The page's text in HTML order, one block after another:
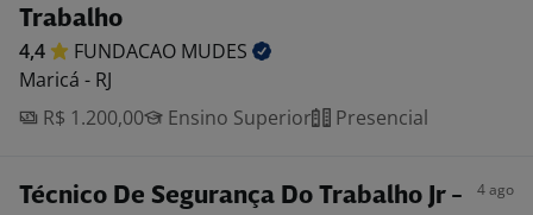
Trabalho
4,4 FUNDACAO MUDES
Maricá - RJ
R$ 1.200,00
Ensino Superior Presencial
Técnico De Segurança Do Trabalho Jr -
4 ago